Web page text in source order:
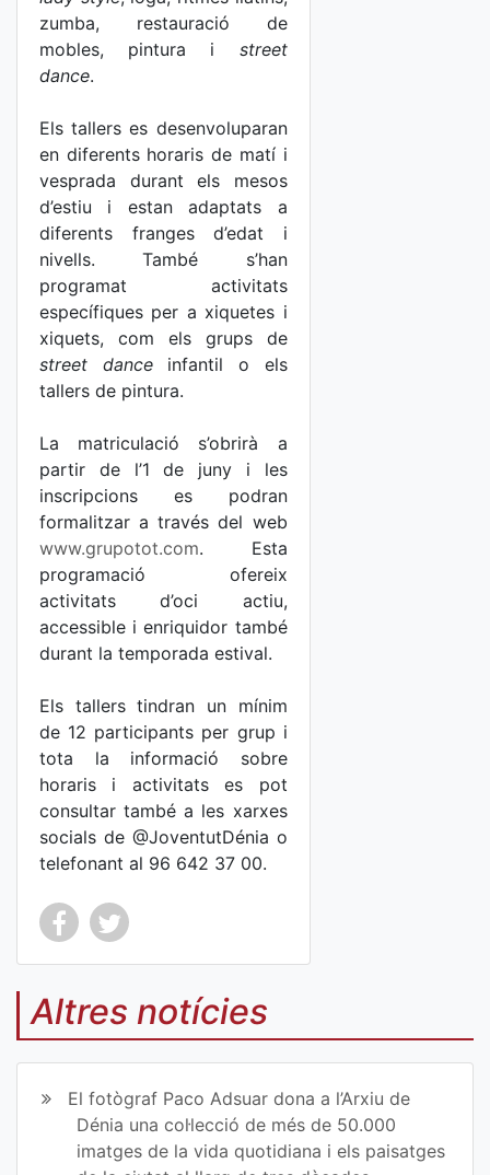
zumba, restauració de
mobles, pintura i street
dance.
Els tallers es desenvoluparan
en diferents horaris de matí i
vesprada durant els mesos
d’estiu i estan adaptats a
diferents franges d’edat i
nivells. També s’han
programat activitats
específiques per a xiquetes i
xiquets, com els grups de
street danceinfantil o els
tallers de pintura.
La matriculació s’obrirà a
partir de l’1 de juny i les
inscripcions es podran
formalitzar a través del web
www.grupotot.com. Esta
programació ofereix
activitats d’oci actiu,
accessible i enriquidor també
durant la temporada estival.
Els tallers tindran un mínim
de 12 participants per grup i
tota la informació sobre
horaris i activitats es pot
consultar també a les xarxes
socials de @JoventutDénia o
telefonant al 96 642 37 00.
Co
mp
art
ir
en
Fa
Co
mp
art
ir
en
Tw
Altres notícies
El fotògraf Paco Adsuar dona a l’Arxiu de
Dénia una col·lecció de més de 50.000
imatges de la vida quotidiana i els paisatges